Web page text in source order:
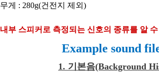
무게 : 280g(건전지 제외)
내부 스피커로 측정되는 신호의 종류를 알
Example sound
1. 기본음(Background